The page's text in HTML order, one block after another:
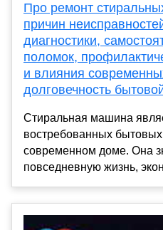
Про ремонт
причин
диагностики,
поломок,
и влияния
долговечность
Стиральная машина
востребованных
современном доме. Она
повседневную жизнь,